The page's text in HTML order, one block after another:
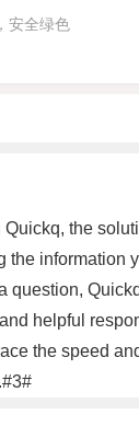
安全绿色
the
helpful
the speed